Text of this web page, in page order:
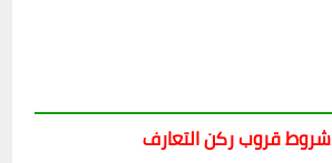
شروط قروب ركن التعارف